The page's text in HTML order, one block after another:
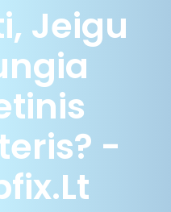
Jeigu
-